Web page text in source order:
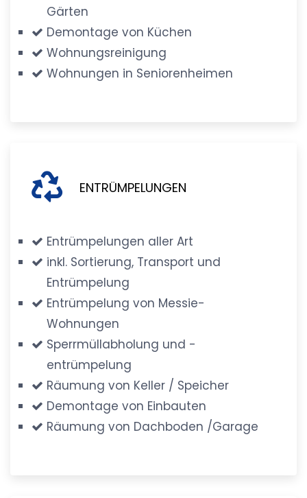
Gärten
Demontage von Küchen
Wohnungsreinigung
Wohnungen in Seniorenheimen
ENTRÜMPELUNGEN
Entrümpelungen aller Art
inkl. Sortierung, Transport und
Entrümpelung
Entrümpelung von Messie-
Wohnungen
Sperrmüllabholung und -
entrümpelung
Räumung von Keller / Speicher
Demontage von Einbauten
Räumung von Dachboden /Garage